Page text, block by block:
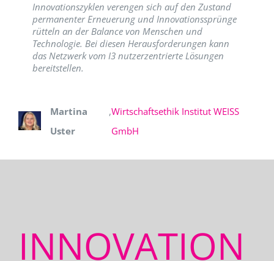
Innovationszyklen verengen sich auf den Zustand
permanenter Erneuerung und Innovationssprünge
rütteln an der Balance von Menschen und
Technologie. Bei diesen Herausforderungen kann
das Netzwerk vom I3 nutzerzentrierte Lösungen
bereitstellen.
Martina
Uster
,Wirtschaftsethik Institut WEISS
GmbH
INNOVATION